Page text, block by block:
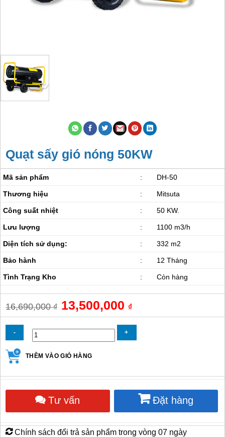
Quạt sấy gió nóng 50KW
Mã sản phẩm : DH-50
Thương hiệu : Mitsuta
Công suất nhiệt : 50 KW.
Lưu lượng : 1100 m3/h
Diện tích sử dụng: : 332 m2
Bảo hành : 12 Tháng
Tình Trạng Kho : Còn hàng
16,690,000₫
Giá
gốc
là:
13,500,000 ₫
Giá
hiện
tại
là:
Quạt
sấy
50KW
THÊM VÀO GIỎ HÀNG
Tư vấn Đặt hàng
Chính sách đổi trả sản phẩm trong vòng 07 ngày